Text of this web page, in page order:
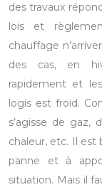
des travaux
lois et
chauffage
des cas, en
rapidement et
logis est froid.
s’agisse de gaz,
chaleur, etc. Il est
panne et à
situation. Mais il